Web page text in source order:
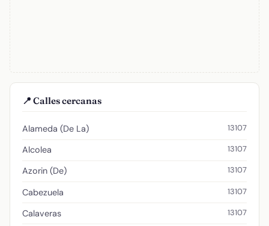
📍 Calles cercanas
Alameda (De La) 13107
Alcolea 13107
Azorin (De) 13107
Cabezuela 13107
Calaveras 13107